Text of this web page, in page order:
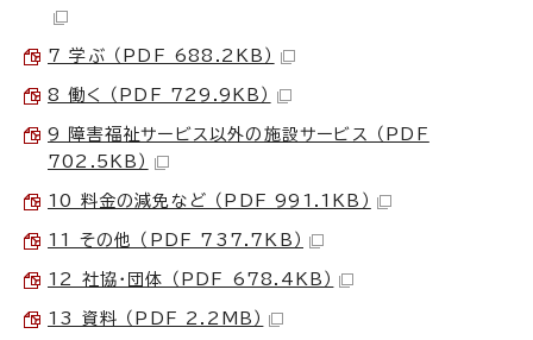
7 学ぶ （PDF 688.2KB）
8 働く （PDF 729.9KB）
9 障害福祉サービス以外の施設サービス （PDF
702.5KB）
10 料金の減免など （PDF 991.1KB）
11 その他 （PDF 737.7KB）
12 社協・団体 （PDF 678.4KB）
13 資料 （PDF 2.2MB）